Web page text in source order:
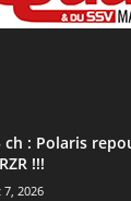
ch : Polaris
!!!
2026